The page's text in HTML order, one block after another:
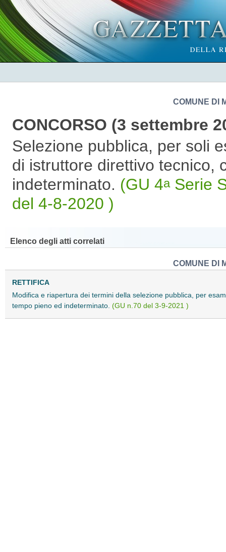
COMUNE DI
CONCORSO (3 settembre
Selezione pubblica, per soli
di istruttore direttivo tecnico,
indeterminato. (GU 4aSerie
del 4-8-2020 )
Elenco degli atti correlati
COMUNE DI
RETTIFICA
Modifica e riapertura dei termini della selezione pubblica, per
tempo pieno ed indeterminato. (GU n.70 del 3-9-2021 )